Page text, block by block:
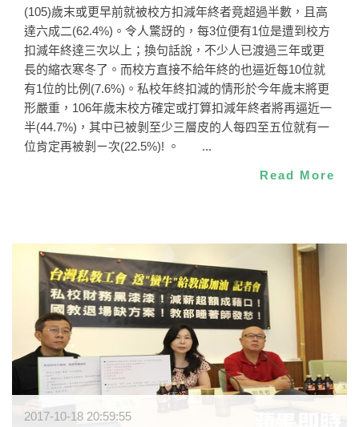
(105)歲末或更早前就被校方扣減年終者竟超過半數，且高
達六成二(62.4%)。令人驚訝的，每3位便有1位是遭到校方
扣減年終達三次以上；換句話說，不少人已渡過三年或更
長的縮衣寒冬了。而校方直接不給年終的也逼近每10位就
有1位的比例(7.6%)。私校年終扣減的情形於今年歲末將更
形嚴重，106年歲末校方確定或打算扣減年終者將再逼近一
半(44.7%)，其中已被剝至少三層皮的人每四至五位就有一
位肯定再被剝ㄧ次(22.5%)! 。 ...
Read More
2017-10-18 20:59:55